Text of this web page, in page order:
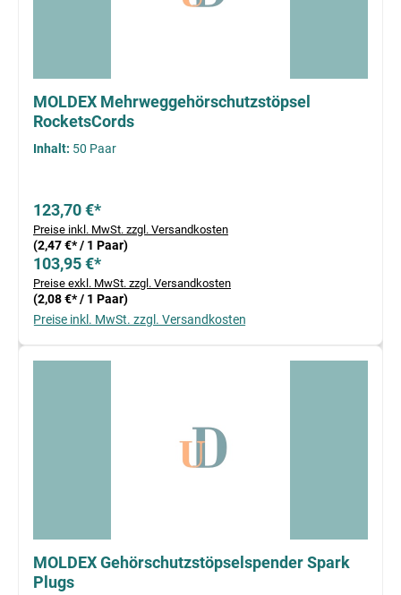
MOLDEX Mehrweggehörschutzstöpsel
RocketsCords
Inhalt: 50 Paar
123,70 €*
Preise inkl. MwSt. zzgl. Versandkosten
(2,47 €* / 1 Paar)
103,95 €*
Preise exkl. MwSt. zzgl. Versandkosten
(2,08 €* / 1 Paar)
Preise inkl. MwSt. zzgl. Versandkosten
MOLDEX Gehörschutzstöpselspender Spark
Plugs